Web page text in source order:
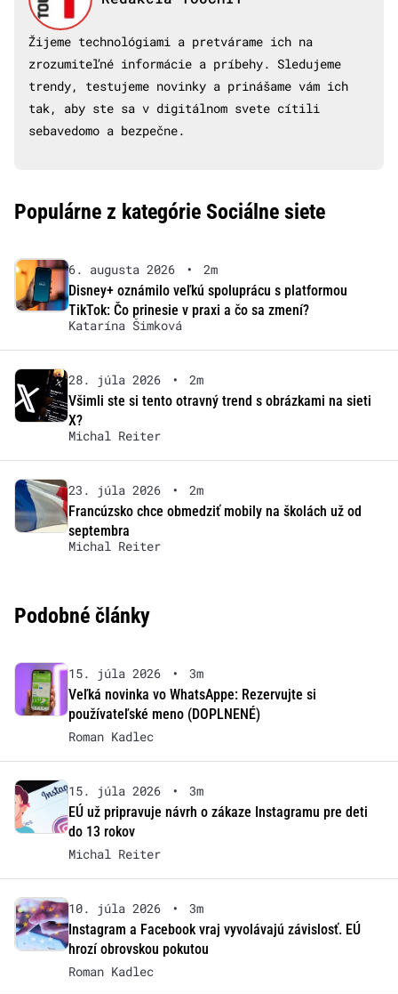
Žijeme technológiami a pretvárame ich na
zrozumiteľné informácie a príbehy. Sledujeme
trendy, testujeme novinky a prinášame vám ich
tak, aby ste sa v digitálnom svete cítili
sebavedomo a bezpečne.
Populárne z kategórie Sociálne siete
6. augusta 2026 •
2m
Disney+ oznámilo veľkú spoluprácu s platformou
TikTok: Čo prinesie v praxi a čo sa zmení?
Katarína Šimková
28. júla 2026 •
2m
Všimli ste si tento otravný trend s obrázkami na sieti
X?
Michal Reiter
23. júla 2026 •
2m
Francúzsko chce obmedziť mobily na školách už od
septembra
Michal Reiter
Podobné články
15. júla 2026 •
3m
Veľká novinka vo WhatsAppe: Rezervujte si
používateľské meno (DOPLNENÉ)
Roman Kadlec
15. júla 2026 •
3m
EÚ už pripravuje návrh o zákaze Instagramu pre deti
do 13 rokov
Michal Reiter
10. júla 2026 •
3m
Instagram a Facebook vraj vyvolávajú závislosť. EÚ
hrozí obrovskou pokutou
Roman Kadlec